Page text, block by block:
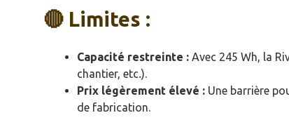
🔴 Limites :
Capacité restreinte : Avec 245 Wh, la
chantier, etc.).
Prix légèrement élevé : Une barrière
de fabrication.